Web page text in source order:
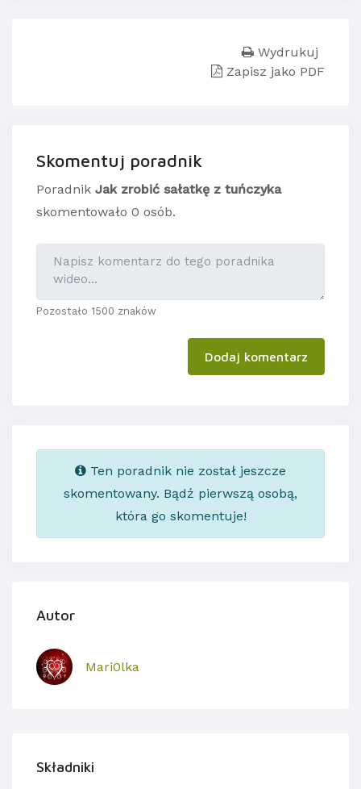
Wydrukuj
Zapisz jako PDF
Skomentuj poradnik
Poradnik Jak zrobić sałatkę z tuńczyka
skomentowało 0 osób.
Pozostało 1500 znaków
Dodaj komentarz
Ten poradnik nie został jeszcze
skomentowany. Bądź pierwszą osobą,
która go skomentuje!
Autor
Mari0lka
Składniki